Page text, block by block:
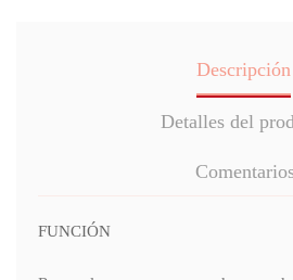
Descripción
Detalles del
FUNCIÓN